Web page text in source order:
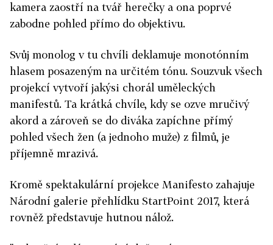
kamera zaostří na tvář herečky a ona poprvé
zabodne pohled přímo do objektivu.
Svůj monolog v tu chvíli deklamuje monotónním
hlasem posazeným na určitém tónu. Souzvuk všech
projekcí vytvoří jakýsi chorál uměleckých
manifestů. Ta krátká chvíle, kdy se ozve mručivý
akord a zároveň se do diváka zapíchne přímý
pohled všech žen (a jednoho muže) z filmů, je
příjemně mrazivá.
Kromě spektakulární projekce Manifesto zahajuje
Národní galerie přehlídku StartPoint 2017, která
rovněž představuje hutnou nálož.